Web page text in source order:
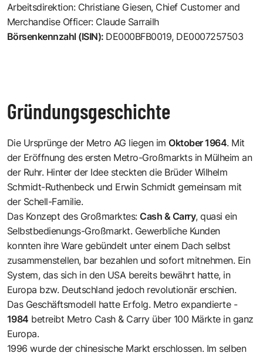
Arbeitsdirektion: Christiane Giesen, Chief Customer and
Merchandise Officer: Claude Sarrailh
Börsenkennzahl (ISIN): DE000BFB0019, DE0007257503
Gründungsgeschichte
Die Ursprünge der Metro AG liegen imOktober 1964. Mit
der Eröffnung des ersten Metro-Großmarkts in Mülheim an
der Ruhr. Hinter der Idee steckten die Brüder Wilhelm
Schmidt-Ruthenbeck und Erwin Schmidt gemeinsam mit
der Schell-Familie.
Das Konzept des Großmarktes:Cash & Carry, quasi ein
Selbstbedienungs-Großmarkt. Gewerbliche Kunden
konnten ihre Ware gebündelt unter einem Dach selbst
zusammenstellen, bar bezahlen und sofort mitnehmen. Ein
System, das sich in den USA bereits bewährt hatte, in
Europa bzw. Deutschland jedoch revolutionär erschien.
Das Geschäftsmodell hatte Erfolg. Metro expandierte -
1984 betreibt Metro Cash & Carry über 100 Märkte in ganz
Europa.
1996 wurde der chinesische Markt erschlossen. Im selben